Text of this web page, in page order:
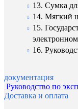
13. Сумка
14. Мягкий
15.
16.
документация
Руководство по
Доставка и оплата